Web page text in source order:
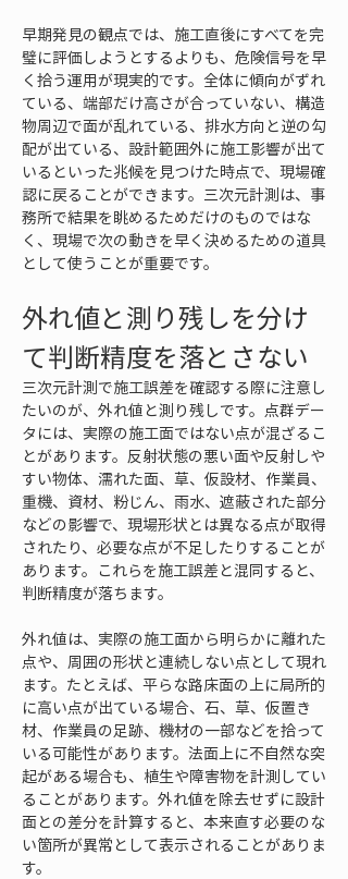
早期発見の観点では、施工直後にすべてを完
璧に評価しようとするよりも、危険信号を早
く拾う運用が現実的です。全体に傾向がずれ
ている、端部だけ高さが合っていない、構造
物周辺で面が乱れている、排水方向と逆の勾
配が出ている、設計範囲外に施工影響が出て
いるといった兆候を見つけた時点で、現場確
認に戻ることができます。三次元計測は、事
務所で結果を眺めるためだけのものではな
く、現場で次の動きを早く決めるための道具
として使うことが重要です。
外れ値と測り残しを分け
て判断精度を落とさない
三次元計測で施工誤差を確認する際に注意し
たいのが、外れ値と測り残しです。点群デー
タには、実際の施工面ではない点が混ざるこ
とがあります。反射状態の悪い面や反射しや
すい物体、濡れた面、草、仮設材、作業員、
重機、資材、粉じん、雨水、遮蔽された部分
などの影響で、現場形状とは異なる点が取得
されたり、必要な点が不足したりすることが
あります。これらを施工誤差と混同すると、
判断精度が落ちます。
外れ値は、実際の施工面から明らかに離れた
点や、周囲の形状と連続しない点として現れ
ます。たとえば、平らな路床面の上に局所的
に高い点が出ている場合、石、草、仮置き
材、作業員の足跡、機材の一部などを拾って
いる可能性があります。法面上に不自然な突
起がある場合も、植生や障害物を計測してい
ることがあります。外れ値を除去せずに設計
面との差分を計算すると、本来直す必要のな
い箇所が異常として表示されることがありま
す。